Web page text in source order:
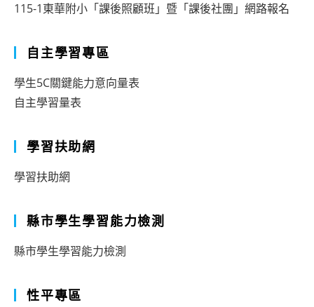
115-1東華附小「課後照顧班」暨「課後社團」網路報名
自主學習專區
學生5C關鍵能力意向量表
自主學習量表
學習扶助網
學習扶助網
縣市學生學習能力檢測
縣市學生學習能力檢測
性平專區